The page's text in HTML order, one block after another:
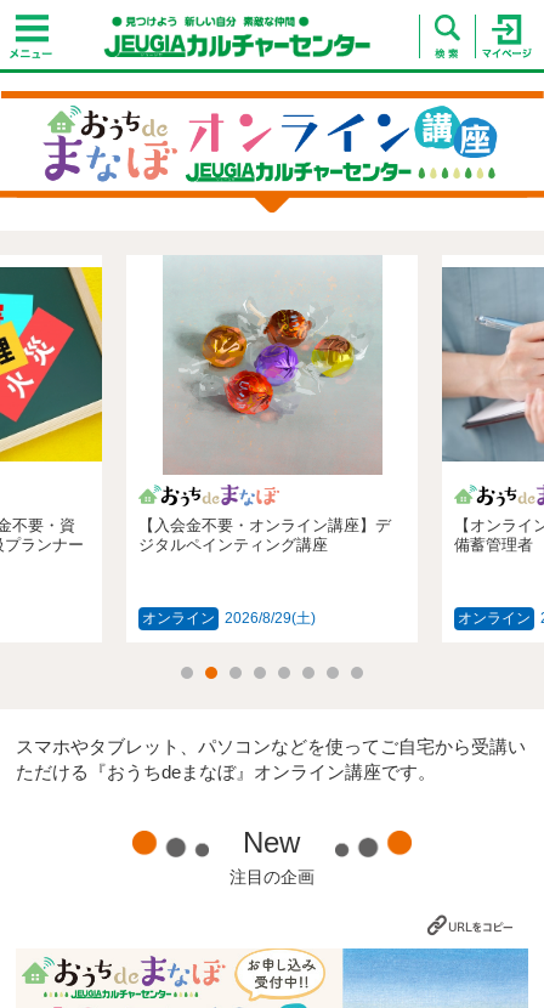
不要・資
ランナー
【入会金不要・オンライン講座】デ
ジタルペインティング講座
オンライン 2026/8/29(土)
【オンライ
備蓄管理者
オンライン
スマホやタブレット、パソコンなどを使ってご自宅から受講い
ただける『おうちdeまなぼ』オンライン講座です。
New
注目の企画